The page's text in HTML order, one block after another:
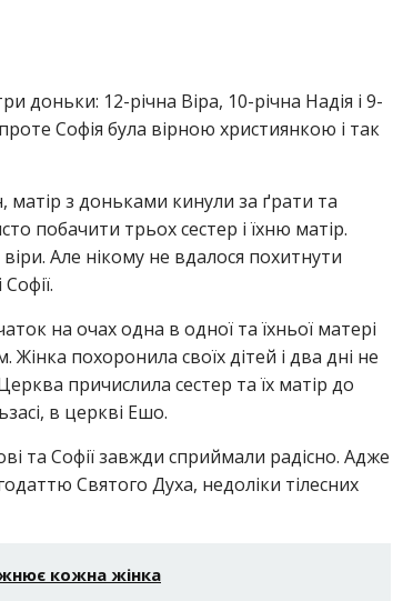
доньки: 12-річна Віра, 10-річна Надія і 9-
Софія була вірною християнкою і так
матір з доньками кинули за ґрати та
побачити трьох сестер і їхню матір.
Але нікому не вдалося похитнути
на очах одна в одної та їхньої матері
похоронила своїх дітей і два дні не
причислила сестер та їх матір до
в церкві Ешо.
та Софії завжди сприймали радісно. Адже
Святого Духа, недоліки тілесних
кожна жінка